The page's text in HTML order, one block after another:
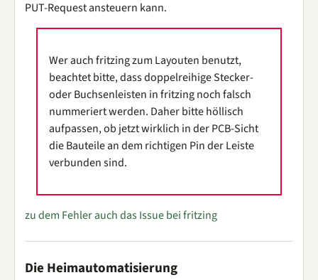
PUT-Request ansteuern kann.
Wer auch fritzing zum Layouten benutzt,
beachtet bitte, dass doppelreihige Stecker-
oder Buchsenleisten in fritzing noch falsch
nummeriert werden. Daher bitte höllisch
aufpassen, ob jetzt wirklich in der PCB-Sicht
die Bauteile an dem richtigen Pin der Leiste
verbunden sind.
zu dem Fehler auch das Issue bei fritzing
Die Heimautomatisierung